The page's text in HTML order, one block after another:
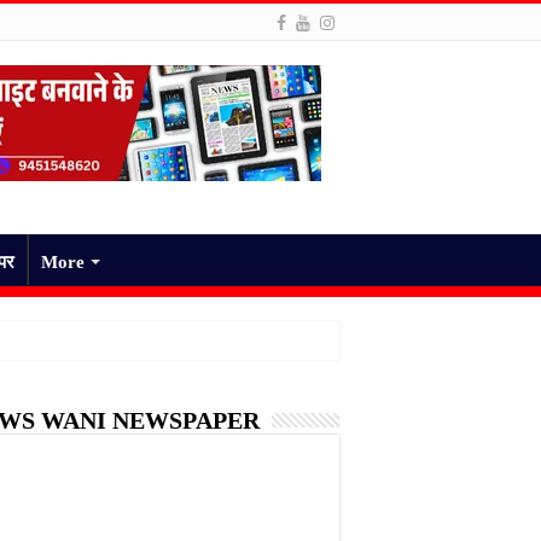
More
WANI NEWSPAPER